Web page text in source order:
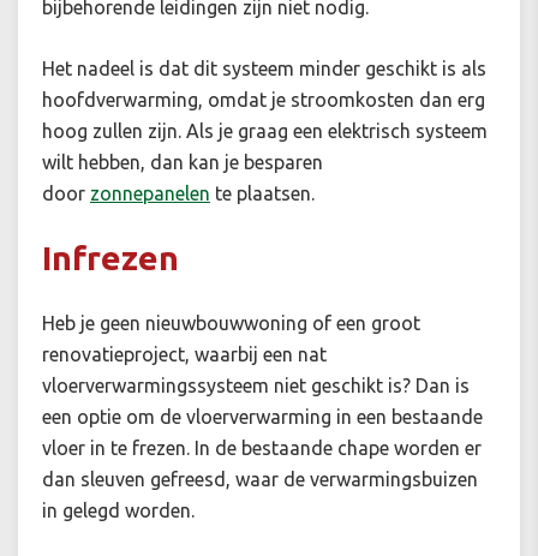
bijbehorende leidingen zijn niet nodig.
Het nadeel is dat dit systeem minder geschikt is als
hoofdverwarming, omdat je stroomkosten dan erg
hoog zullen zijn. Als je graag een elektrisch systeem
wilt hebben, dan kan je besparen
door zonnepanelen te plaatsen.
Infrezen
Heb je geen nieuwbouwwoning of een groot
renovatieproject, waarbij een nat
vloerverwarmingssysteem niet geschikt is? Dan is
een optie om de vloerverwarming in een bestaande
vloer in te frezen. In de bestaande chape worden er
dan sleuven gefreesd, waar de verwarmingsbuizen
in gelegd worden.